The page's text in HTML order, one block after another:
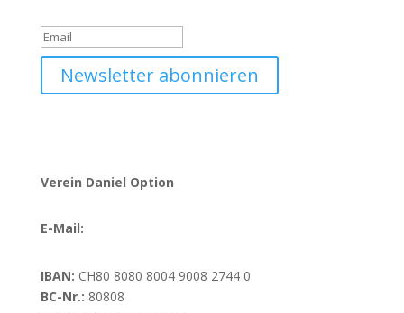
Newsletter abonnieren
Verein Daniel Option
E-Mail:
IBAN: CH80 8080 8004 9008 2744 0
BC-Nr.: 80808